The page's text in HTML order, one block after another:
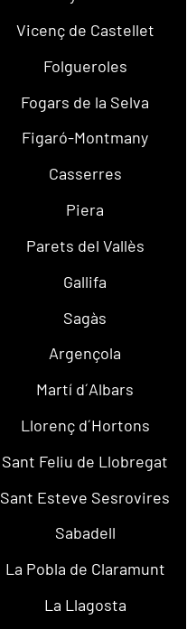
Vicenç de Castellet
Folgueroles
Fogars de la Selva
Figaró-Montmany
Casserres
Piera
Parets del Vallès
Gallifa
Sagàs
Argençola
Martí d´Albars
Llorenç d´Hortons
Sant Feliu de Llobregat
Sant Esteve Sesrovires
Sabadell
La Pobla de Claramunt
La Llagosta